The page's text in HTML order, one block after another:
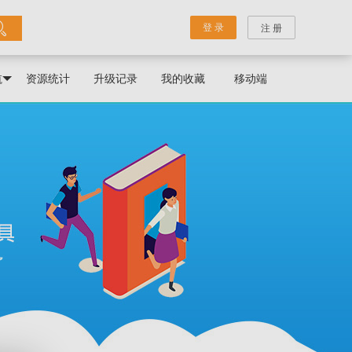
登 录 注 册
资源统计 升级记录 我的收藏 移动端